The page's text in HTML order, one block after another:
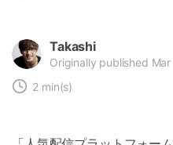
Takashi
Originally published
2 min(s)